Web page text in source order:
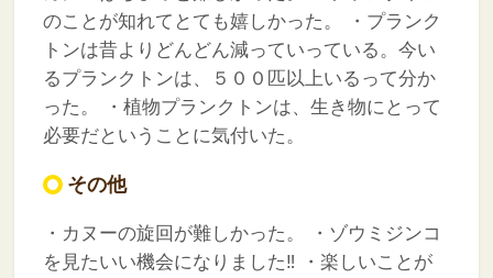
のことが知れてとても嬉しかった。
・プランク
トンは昔よりどんどん減っていっている。今い
るプランクトンは、５００匹以上いるって分か
った。
・植物プランクトンは、生き物にとって
必要だということに気付いた。
その他
・カヌーの旋回が難しかった。
・ゾウミジンコ
を見たいい機会になりました‼ ・楽しいことが